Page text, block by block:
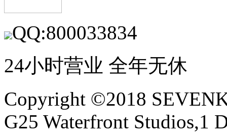
QQ:800033834
24小时营业 全年无休
Copyright ©2018
G25 Waterfront Studios,1